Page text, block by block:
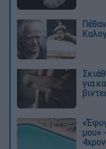
για
μου»